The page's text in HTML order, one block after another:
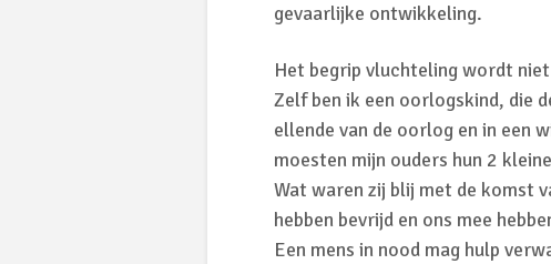
gevaarlijke ontwikkeling.
Het begrip vluchteling wordt
Zelf ben ik een oorlogskind, die
ellende van de oorlog en in een
moesten mijn ouders hun 2
Wat waren zij blij met de komst
hebben bevrijd en ons mee
Een mens in nood mag hulp